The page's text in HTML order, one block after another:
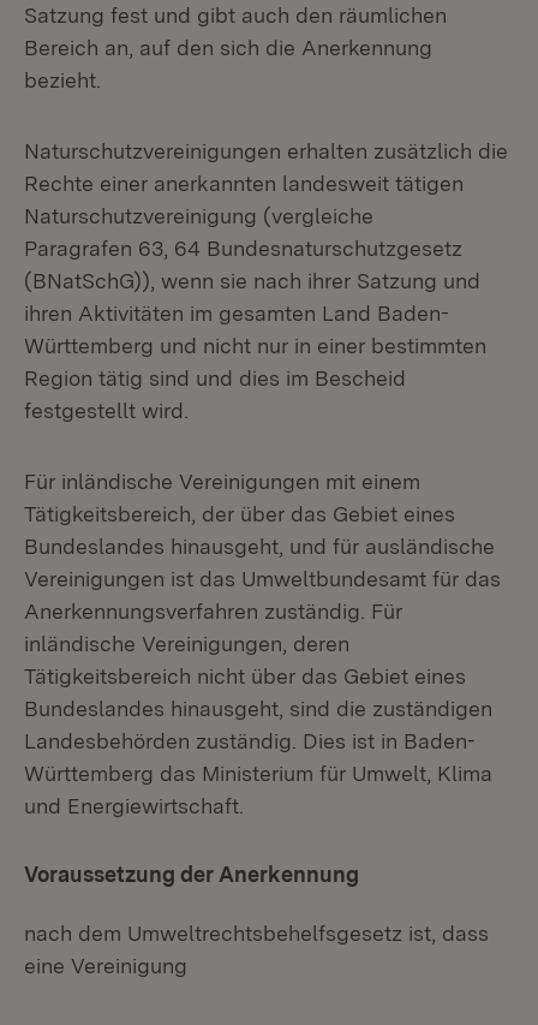
Satzung fest und gibt auch den räumlichen
Bereich an, auf den sich die Anerkennung
bezieht.
Naturschutzvereinigungen erhalten zusätzlich die
Rechte einer anerkannten landesweit tätigen
Naturschutzvereinigung (vergleiche
Paragrafen 63, 64 Bundesnaturschutzgesetz
(BNatSchG)), wenn sie nach ihrer Satzung und
ihren Aktivitäten im gesamten Land Baden-
Württemberg und nicht nur in einer bestimmten
Region tätig sind und dies im Bescheid
festgestellt wird.
Für inländische Vereinigungen mit einem
Tätigkeitsbereich, der über das Gebiet eines
Bundeslandes hinausgeht, und für ausländische
Vereinigungen ist das Umweltbundesamt für das
Anerkennungsverfahren zuständig. Für
inländische Vereinigungen, deren
Tätigkeitsbereich nicht über das Gebiet eines
Bundeslandes hinausgeht, sind die zuständigen
Landesbehörden zuständig. Dies ist in Baden-
Württemberg das Ministerium für Umwelt, Klima
und Energiewirtschaft.
Voraussetzung der Anerkennung
nach dem Umweltrechtsbehelfsgesetz ist, dass
eine Vereinigung